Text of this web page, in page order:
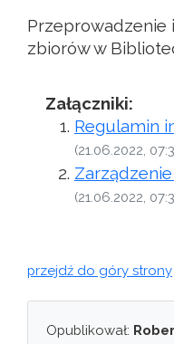
Przeprowadzenie
zbiorów w
Załączniki:
Regulamin
(21.06.2022,
(21.06.2022,
przejdź do góry strony
Opublikował: